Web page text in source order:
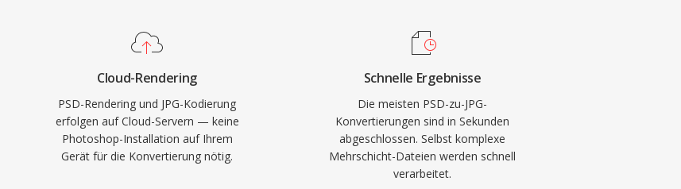
Cloud-Rendering
PSD-Rendering und JPG-Kodierung
erfolgen auf Cloud-Servern — keine
Photoshop-Installation auf Ihrem
Gerät für die Konvertierung nötig.
Schnelle Ergebnisse
Die meisten PSD-zu-JPG-
Konvertierungen sind in Sekunden
abgeschlossen. Selbst komplexe
Mehrschicht-Dateien werden schnell
verarbeitet.